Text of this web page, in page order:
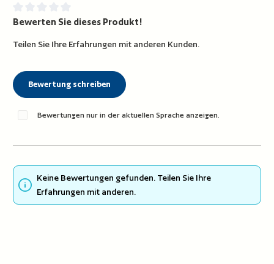
Durchschnittliche Bewertung von 0 von 5 Sternen
Bewerten Sie dieses Produkt!
Teilen Sie Ihre Erfahrungen mit anderen Kunden.
Bewertung schreiben
Bewertungen nur in der aktuellen Sprache anzeigen.
Keine Bewertungen gefunden. Teilen Sie Ihre
Erfahrungen mit anderen.